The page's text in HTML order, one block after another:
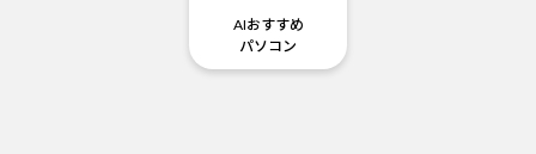
AIおすすめ
パソコン